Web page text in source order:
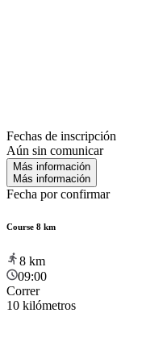
Fechas de inscripción
Aún sin comunicar
Más información
Más información
Fecha por confirmar
Course 8 km
8 km
09:00
Correr
10 kilómetros